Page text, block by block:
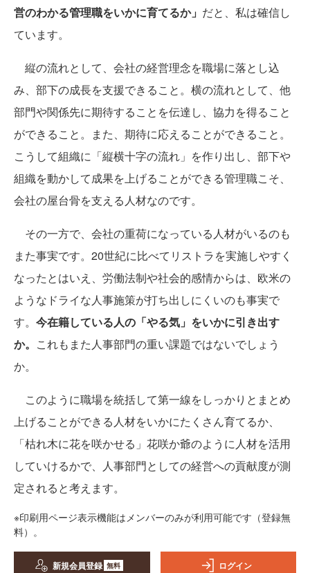
営のわかる管理職をいかに育てるか」 だと、私は確信し
ています。
縦の流れとして、会社の経営理念を職場に落とし込
み、部下の成長を支援できること。横の流れとして、他
部門や関係先に期待することを伝達し、協力を得ること
ができること。また、期待に応えることができること。
こうして組織に「縦横十字の流れ」を作り出し、部下や
組織を動かして成果を上げることができる管理職こそ、
会社の屋台骨を支える人材なのです。
その一方で、会社の重荷になっている人材がいるのも
また事実です。20世紀に比べてリストラを実施しやすく
なったとはいえ、労働法制や社会的感情からは、欧米の
ようなドライな人事施策が打ち出しにくいのも事実で
す。 今在籍している人の「やる気」をいかに引き出す
か。 これもまた人事部門の重い課題ではないでしょう
か。
このように職場を統括して第一線をしっかりとまとめ
上げることができる人材をいかにたくさん育てるか、
「枯れ木に花を咲かせる」花咲か爺のように人材を活用
していけるかで、人事部門としての経営への貢献度が測
定されると考えます。
※印刷用ページ表示機能はメンバーのみが利用可能です（登録無
料）。
新規会員登録 無料 ログイン